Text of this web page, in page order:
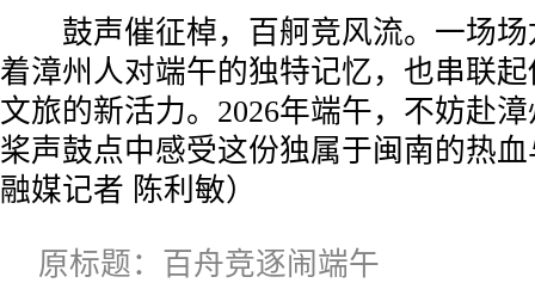
鼓声催征棹，百舸竞风流。一场场
着漳州人对端午的独特记忆，也串联
文旅的新活力。2026年端午，不妨赴
桨声鼓点中感受这份独属于闽南的热
融媒记者 陈利敏）
原标题：百舟竞逐闹端午